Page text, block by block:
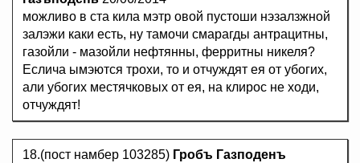
можливо в ста кила мэтр овой пустоши нэзалзжной
залэжи каки есть, ну тамочи смарагды антрацитны,
газойли - мазойли нефтянны, ферритны никеля?
Еслича ымэются трохи, то и отчуждят ея от убогих,
али убогих местячковых от ея, на клирос не ходи,
отчуждят!
18.(пост намбер 103285) Гробъ Газподенъ